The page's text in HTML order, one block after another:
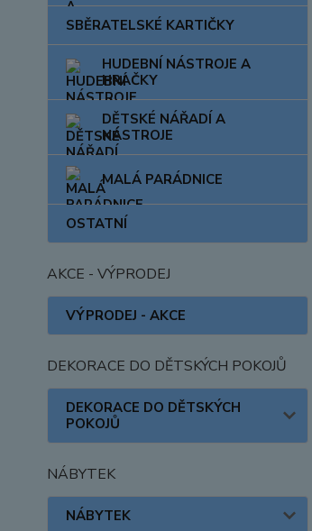
SBĚRATELSKÉ KARTIČKY
HUDEBNÍ NÁSTROJE A
HRAČKY
DĚTSKÉ NÁŘADÍ A
NÁSTROJE
MALÁ PARÁDNICE
OSTATNÍ
AKCE - VÝPRODEJ
VÝPRODEJ - AKCE
DEKORACE DO DĚTSKÝCH POKOJŮ
DEKORACE DO DĚTSKÝCH
POKOJŮ
NÁBYTEK
NÁBYTEK